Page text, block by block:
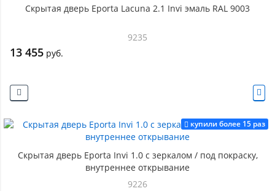
Скрытая дверь Eporta Lacuna 2.1 Invi эмаль RAL 9003
9235
13 455 руб.
купили более 15 раз
Скрытая дверь Eporta Invi 1.0 с зеркалом / под покраску,
внутреннее открывание
9226